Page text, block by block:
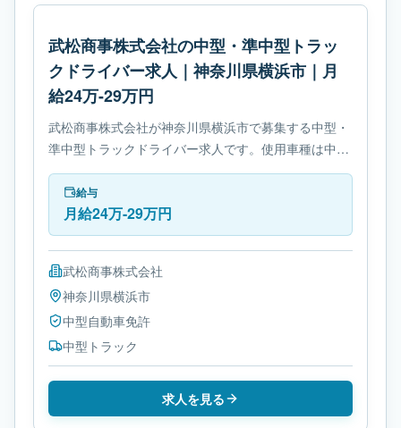
武松商事株式会社の中型・準中型トラッ
クドライバー求人｜神奈川県横浜市｜月
給24万-29万円
武松商事株式会社が神奈川県横浜市で募集する中型・
準中型トラックドライバー求人です。使用車種は中型
トラックです。勤務時間は- 変形労働時間制です。必
要免許は中型自動車免許です。
給与
月給24万-29万円
武松商事株式会社
神奈川県横浜市
中型自動車免許
中型トラック
求人を見る